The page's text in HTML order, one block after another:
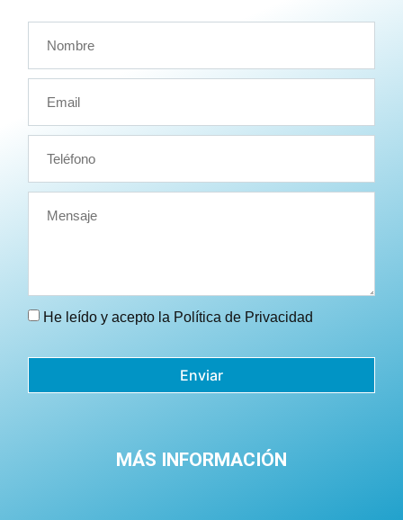
He leído y acepto la Política de Privacidad
Enviar
MÁS INFORMACIÓN